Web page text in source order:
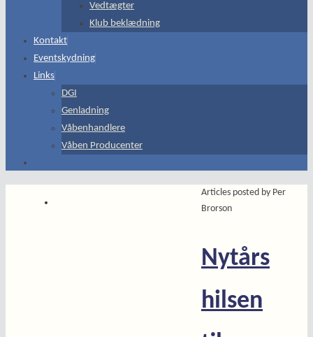
Vedtægter
Klub beklædning
Kontakt
Eventskydning
Links
DGI
Genladning
Våbenhandlere
Våben Producenter
Home
Articles posted by Per
Brorson
Nytårs
hilsen